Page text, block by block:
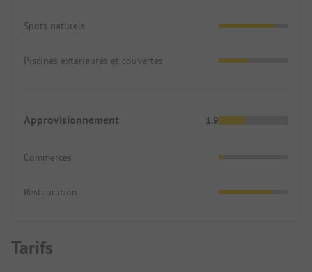
Spots naturels
Piscines extérieures et couvertes
Approvisionnement 1.9
Commerces
Restauration
Tarifs